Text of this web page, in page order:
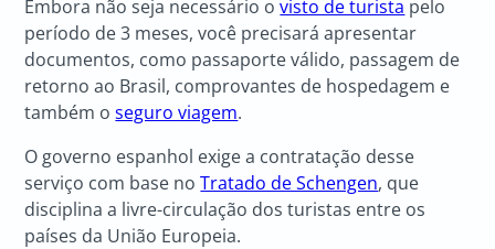
Embora não seja necessário ovisto de turista pelo
período de 3 meses, você precisará apresentar
documentos, como passaporte válido, passagem de
retorno ao Brasil, comprovantes de hospedagem e
também oseguro viagem.
O governo espanhol exige a contratação desse
serviço com base noTratado de Schengen, que
disciplina a livre-circulação dos turistas entre os
países da União Europeia.